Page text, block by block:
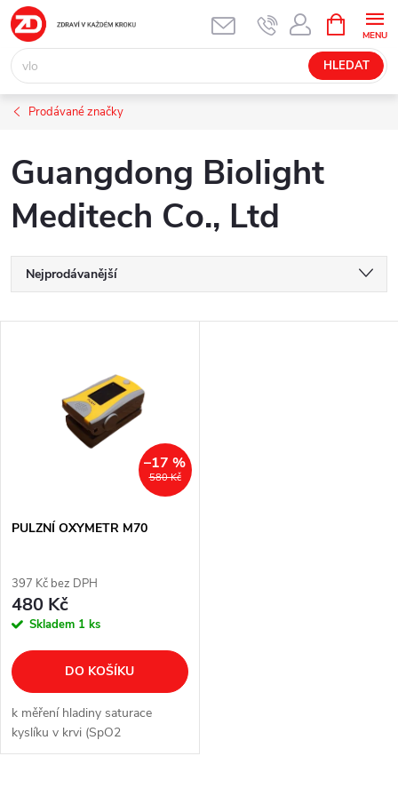
Přejít
na
obsah
HLEDAT
NÁKUPNÍ
KOŠÍK
Prodávané značky
Guangdong Biolight
Meditech Co., Ltd
Ř
a
p
r
o
d
u
k
Nejprodávanější
s
r
o
d
u
580 Kč
–17 %
PULZNÍ OXYMETR M70
397 Kč bez DPH
480 Kč
Skladem 1 ks
DO KOŠÍKU
k měření hladiny saturace
kyslíku v krvi (SpO2